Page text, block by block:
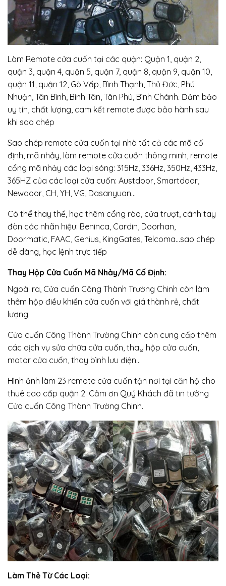
Làm Remote cửa cuốn tại các quận: Quận 1, quận 2,
quận 3, quận 4, quận 5, quận 7, quận 8, quận 9, quận 10,
quận 11, quận 12, Gò Vấp, Bình Thạnh, Thủ Đức, Phú
Nhuận, Tân Bình, Bình Tân, Tân Phú, Bình Chánh. Đảm bảo
uy tín, chất lượng, cam kết remote được bảo hành sau
khi sao chép
Sao chép remote cửa cuốn tại nhà tất cả các mã cố
định, mã nhảy, làm remote cửa cuốn thông minh, remote
cổng mã nhảy các loại sóng: 315Hz, 336Hz, 350Hz, 433Hz,
365HZ của các loại cửa cuốn: Austdoor, Smartdoor,
Newdoor, CH, YH, VG, Dasanyuan…
Có thể thay thế, học thêm cổng rào, cửa trượt, cánh tay
đòn các nhãn hiệu: Beninca, Cardin, Doorhan,
Doormatic, FAAC, Genius, KingGates, Telcoma…sao chép
dễ dàng, học lệnh trực tiếp
Thay Hộp Cửa Cuốn Mã Nhảy/Mã Cố Định:
Ngoài ra, Cửa cuốn Công Thành Trường Chinh còn làm
thêm hộp điều khiển cửa cuốn với giá thành rẻ, chất
lượng
Cửa cuốn Công Thành Trường Chinh còn cung cấp thêm
các dịch vụ sửa chữa cửa cuốn, thay hộp cửa cuốn,
motor cửa cuốn, thay bình lưu điện…
Hình ảnh làm 23 remote cửa cuốn tận nơi tại căn hộ cho
thuê cao cấp quận 2. Cảm ơn Quý Khách đã tin tưởng
Cửa cuốn Công Thành Trường Chinh.
Làm Thẻ Từ Các Loại: